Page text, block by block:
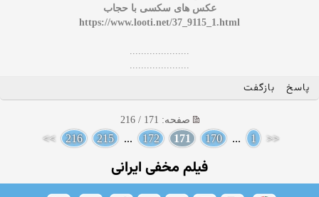
عکس های سکسی با حجاب
https://www.looti.net/37_9115_1.html
.....................
.....................
پاسخ بازگفت
صفحه: 171 / 216
<<
1
...
170
171
172
...
215
216
>>
فیلم مخفی ایرانی